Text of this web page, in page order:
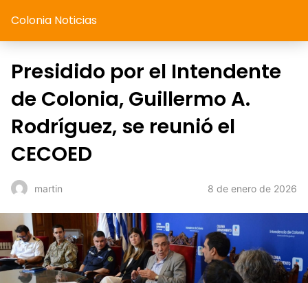
Colonia Noticias
Presidido por el Intendente
de Colonia, Guillermo A.
Rodríguez, se reunió el
CECOED
martin 8 de enero de 2026